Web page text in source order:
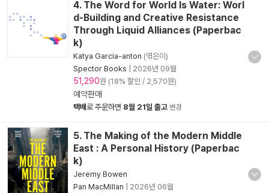
4. The Word for World Is Water: Worl
d-Building and Creative Resistance
Through Liquid Alliances (Paperbac
k)
Katya Garcia-anton (엮은이)
Spector Books
2026년 09월
51,290원 (18% 할인 / 2,570원)
예약판매
택배로 주문하면 8월 21일 출고 변경
5. The Making of the Modern Middle
East : A Personal History (Paperbac
k)
Jeremy Bowen
Pan MacMillan
2026년 06월